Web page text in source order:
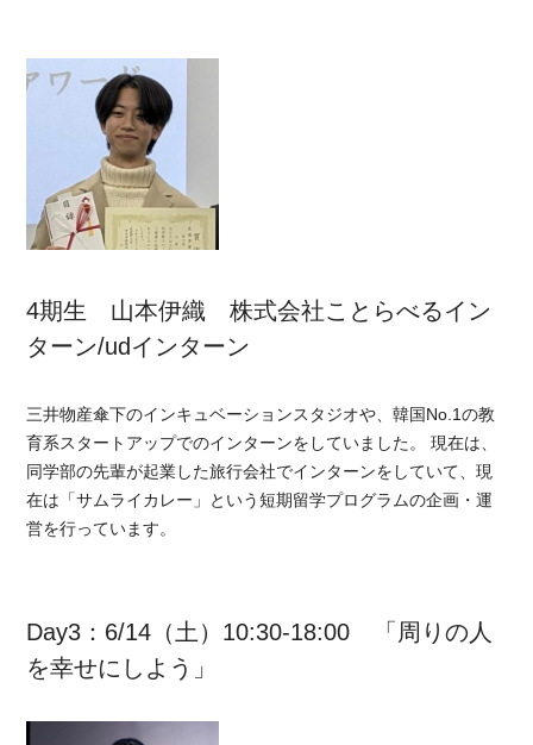
4期生 山本伊織 株式会社ことらべるイン
ターン/udインターン
三井物産傘下のインキュベーションスタジオや、韓国No.1の教
育系スタートアップでのインターンをしていました。 現在は、
同学部の先輩が起業した旅行会社でインターンをしていて、現
在は「サムライカレー」という短期留学プログラムの企画・運
営を行っています。
Day3：6/14（土）10:30-18:00 「周りの人
を幸せにしよう」